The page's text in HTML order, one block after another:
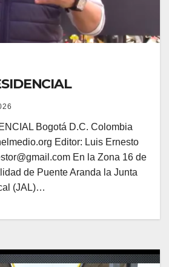
Bogotá D.C. Colombia
Editor: Luis Ernesto
En la Zona 16 de
de Puente Aranda la Junta
(JAL)…